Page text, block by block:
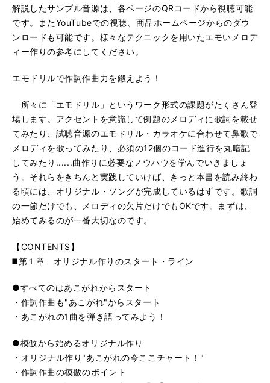
る
生
す
再
る
24. 字脚をかぞえてみよう
生
る
25. アクセントとメロディーが不一致
生
る
生
す
る
再
生
す
る
28. 歌詞のリズムとメロディーのマッチング例
再
生
る
29. 8ビート、16ビートなど
生
す
る
30. アルペジオ奏法
再
生
す
31. 開放弦と非和声音
再
す
る
32. “プリング・オフ”、“ハンマリング・オン”
再
生
る
33. “ミュート”奏法
生
す
再
す
35. 3フィンガー&2フィンガー
再
す
る
36. ＃1 ハーフディミニッシュのテクニック
再
生
す
37. ＃2 ディミニッシュのワンポイント・テクニック
再
38. ＃3 オーギュメント（aug）のワンポイント・テク
解説したサンプル音源は、各ページのQRコードから視聴可能
です。またYouTubeでの視聴、商品ホームページからのダウ
ンロードも可能です。様々なテクニックを用いたエモいメロデ
ィー作りの参考にしてください。
エモドリルで作詞作曲力を鍛えよう！
所々に「エモドリル」というワーク形式の課題がたくさん登
場します。アクセントを意識して例題のメロディに歌詞を載せ
てみたり、試聴音源のエモドリル・カラオケに合わせて鼻歌で
メロディを歌ってみたり、必須の12個のコード進行を丸暗記
してみたり......曲作りに必要なノウハウを学んでいきましょ
う。それらをきちんと実践していけば、きっと本書を読み終わ
る頃には、オリジナル・ソングが完成しているはずです。歌詞
の一節だけでも、メロディの欠片だけでもOKです。まずは、
始めてみるのが一番大切なのです。
【CONTENTS】
◼️第１章 オリジナル作りのスタート・ライン
●すべてのはあこがれからスタート
・作詞作曲も"あこがれ"からスタート
・あこがれの1曲を弾き語ってみよう！
●模倣から始めるオリジナル作り
・オリジナル作り"あこがれの今ここチャート！"
・作詞作曲の模倣のポイント